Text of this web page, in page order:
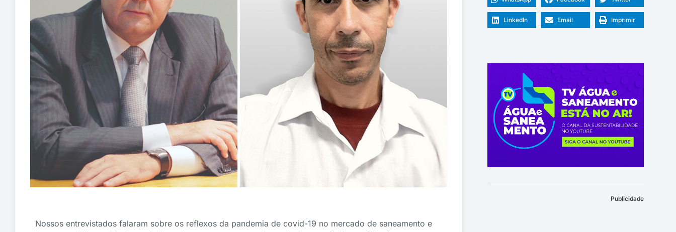
Nossos entrevistados falaram sobre os reflexos da pandemia de covid-19 no mercado de saneamento e
LinkedIn Email Imprimir
Publicidade